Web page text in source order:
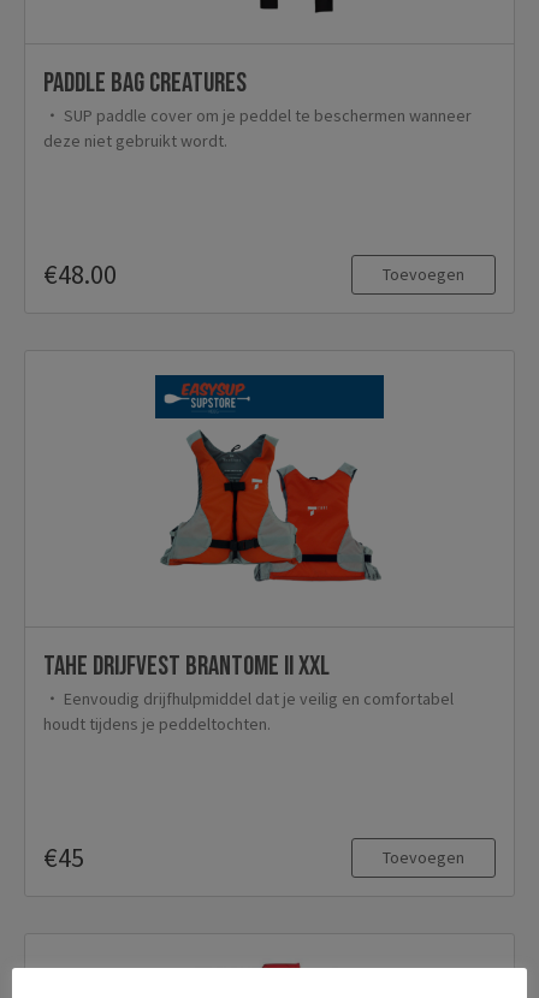
Paddle bag Creatures
SUP paddle cover om je peddel te beschermen wanneer
deze niet gebruikt wordt.
€48.00 Toevoegen
TAHE Drijfvest Brantome II XXL
Eenvoudig drijfhulpmiddel dat je veilig en comfortabel
houdt tijdens je peddeltochten.
€45 Toevoegen